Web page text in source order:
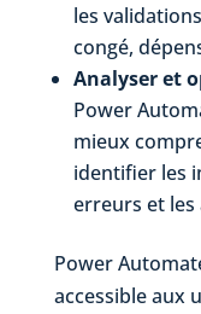
les
congé,
Analyser et
Power
mieux
identifier les
erreurs et
Power
accessible aux